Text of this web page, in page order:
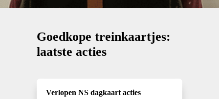
Goedkope treinkaartjes:
laatste acties
Verlopen NS dagkaart acties